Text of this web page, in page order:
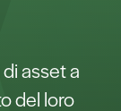
asset a
del loro